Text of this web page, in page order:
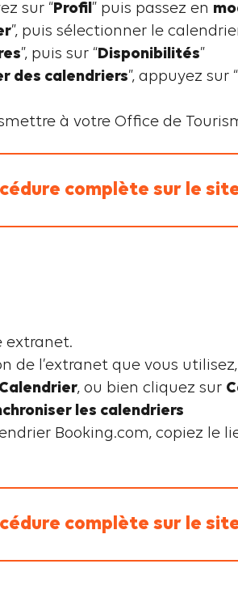
sur “Profil” puis passez en
”, puis sélectionner le
”, puis sur “Disponibilités”
des calendriers”, appuyez sur “
à votre Office de
complète sur le
extranet.
de l’extranet que vous
Calendrier, ou bien cliquez sur
les calendriers
Booking.com, copiez le
complète sur le